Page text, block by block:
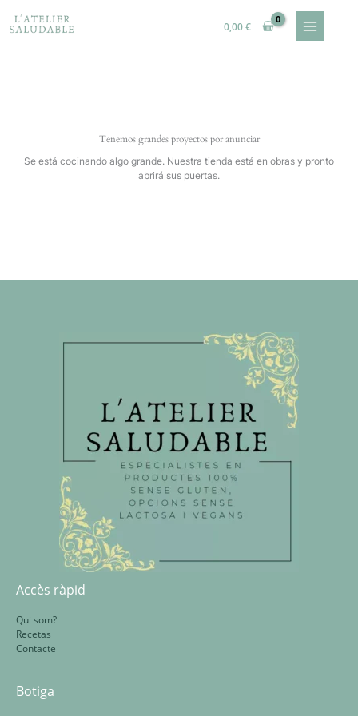
contenido
0,00€
Tenemos grandes proyectos por anunciar
Se está cocinando algo grande. Nuestra tienda está en obras y pronto
abrirá sus puertas.
Accès ràpid
Qui som?
Recetas
Contacte
Botiga